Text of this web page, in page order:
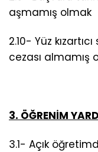
aşmamış olmak
2.10- Yüz
cezası almamış
3. ÖĞRENİM
3.1- Açık